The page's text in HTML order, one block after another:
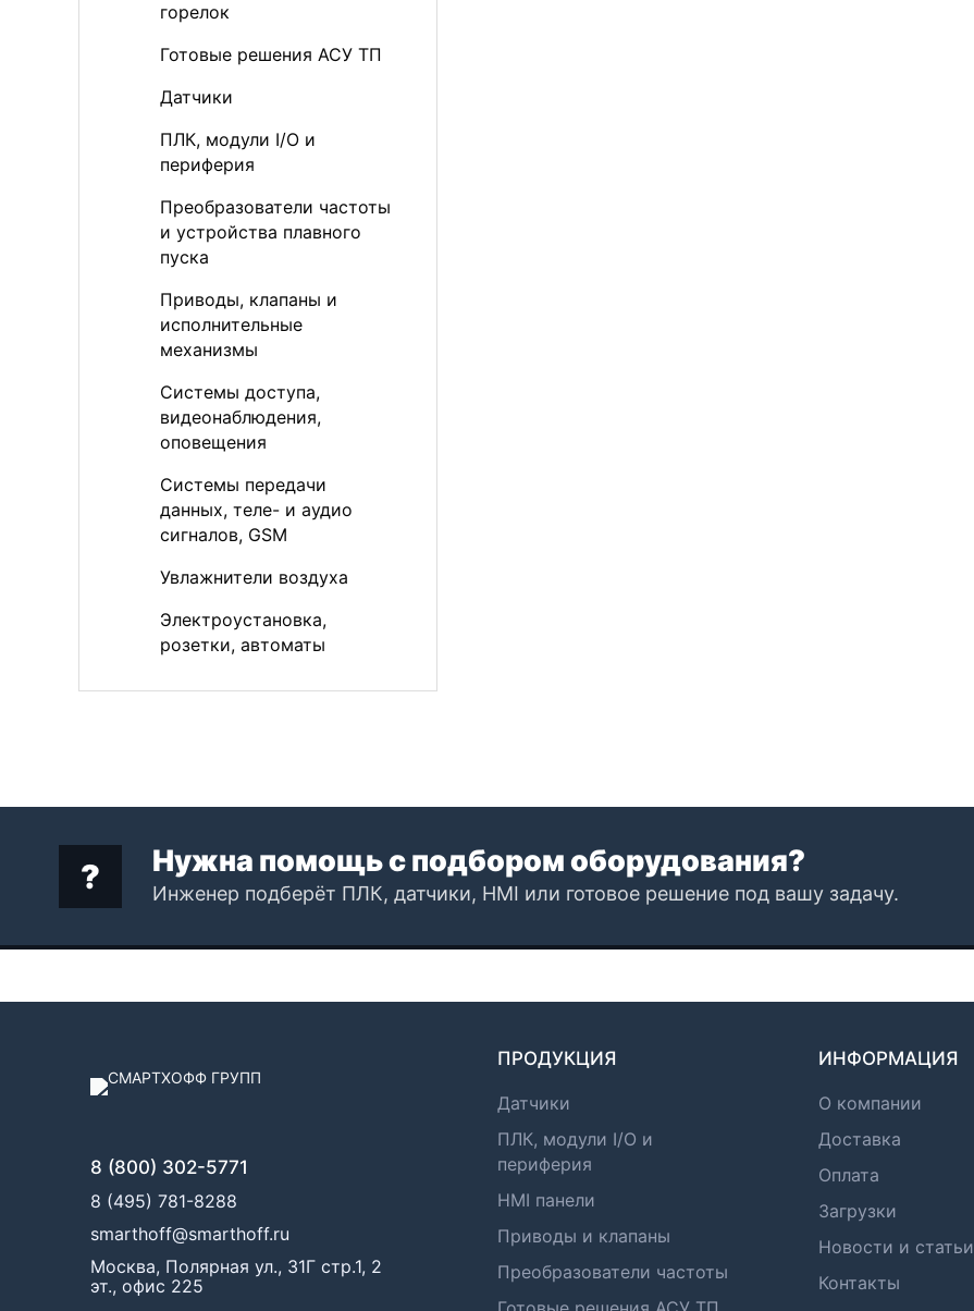
горелок
Готовые решения АСУ ТП
Датчики
ПЛК, модули I/O и
периферия
Преобразователи частоты
и устройства плавного
пуска
Приводы, клапаны и
исполнительные
механизмы
Системы доступа,
видеонаблюдения,
оповещения
Системы передачи
данных, теле- и аудио
сигналов, GSM
Увлажнители воздуха
Электроустановка,
розетки, автоматы
Нужна помощь с подбором оборудования?
Инженер подберёт ПЛК, датчики, HMI или готовое решение под вашу задачу.
8 (800) 302-5771
8 (495) 781-8288
smarthoff@smarthoff.ru
Москва, Полярная ул., 31Г стр.1, 2
эт., офис 225
ПРОДУКЦИЯ
Датчики
ПЛК, модули I/O и
периферия
HMI панели
Приводы и клапаны
Преобразователи частоты
ИНФОРМАЦИЯ
О компании
Доставка
Оплата
Загрузки
Новости и статьи
Контакты